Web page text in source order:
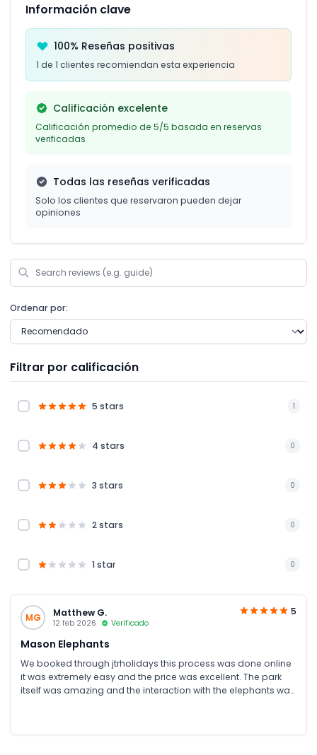
Información clave
100% Reseñas positivas
1 de 1 clientes recomiendan esta experiencia
Calificación excelente
Calificación promedio de 5/5 basada en reservas
verificadas
Todas las reseñas verificadas
Solo los clientes que reservaron pueden dejar
opiniones
Ordenar por:
Filtrar por calificación
5 stars 1
4 stars 0
3 stars 0
2 stars 0
1 star 0
MG Matthew G.
12 feb 2026 Verificado
5
Mason Elephants
We booked through jtrholidays this process was done online
it was extremely easy and the price was excellent. The park
itself was amazing and the interaction with the elephants was